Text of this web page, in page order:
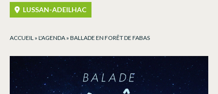
LUSSAN-ADEILHAC
ACCUEIL » L'AGENDA » BALLADE EN FORÊT DE FABAS